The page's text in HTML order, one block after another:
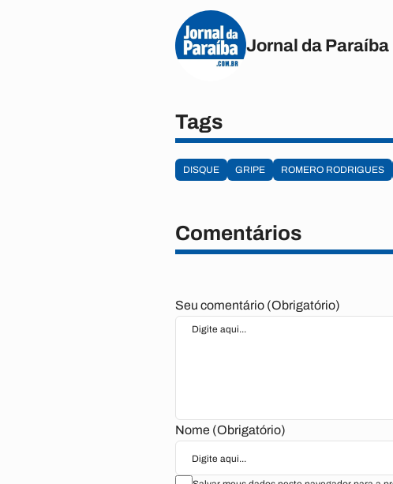
Jornal da Paraíba
Tags
DISQUE GRIPE ROMERO RODRIGUES
Comentários
Seu comentário (Obrigatório)
Nome (Obrigatório)